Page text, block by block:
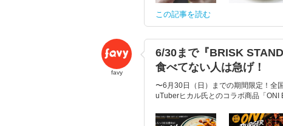
この記事を読む
favy
6/30まで『BRISK
食べてない人は急げ！
〜6月30日（日）までの期間限定！全
uTuberヒカル氏とのコラボ商品「ONI